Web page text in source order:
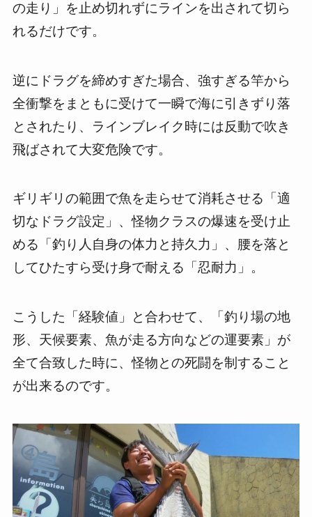
の走り」を止め切れずにラインを出されて切ら
れるだけです。
逆にドラグを締めすぎた場合、強すぎる竿から
全衝撃をまともに受けて一瞬で海に引きずり落
とされたり、ラインブレイク時には反動で吹き
飛ばされて大変危険です。
ギリギリの範囲で魚を走らせて消耗させる「適
切なドラグ設定」、怪物クラスの爆速を受け止
める「釣り人自身の体力と持久力」、腰を落と
してひたすら受け身で耐える「忍耐力」。
こうした「経験値」と合わせて、「釣り場の地
形、天候要素、魚が走る方向などの運要素」が
全て合致した時に、怪物との死闘を制すること
が出来るのです。